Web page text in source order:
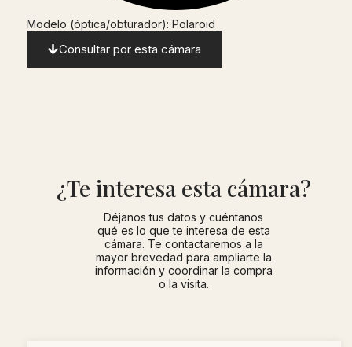
Modelo (óptica/obturador): Polaroid
Consultar por esta cámara
¿Te interesa esta cámara?
Déjanos tus datos y cuéntanos
qué es lo que te interesa de esta
cámara. Te contactaremos a la
mayor brevedad para ampliarte la
información y coordinar la compra
o la visita.